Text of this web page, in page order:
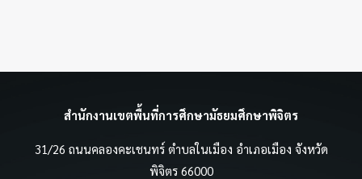
สำนักงานเขตพื้นที่การศึกษามัธยมศึกษาพิจิตร
31/26 ถนนคลองคะเชนทร์ ตำบลในเมือง อำเภอเมือง จังหวัด
พิจิตร 66000